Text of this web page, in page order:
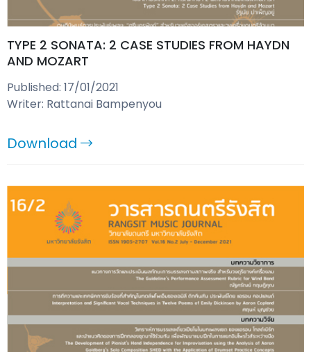
TYPE 2 SONATA: 2 CASE STUDIES FROM HAYDN
AND MOZART
Published: 17/01/2021
Writer: Rattanai Bampenyou
Download